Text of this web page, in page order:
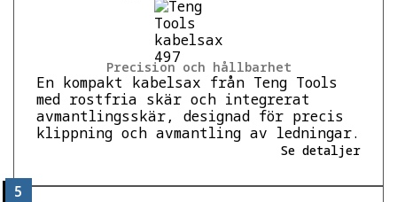
Precision och hållbarhet
En kompakt kabelsax från Teng Tools
med rostfria skär och integrerat
avmantlingsskär, designad för precis
klippning och avmantling av ledningar.
Se detaljer
5